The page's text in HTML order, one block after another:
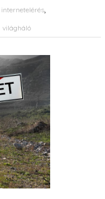
internetelérés,
világháló